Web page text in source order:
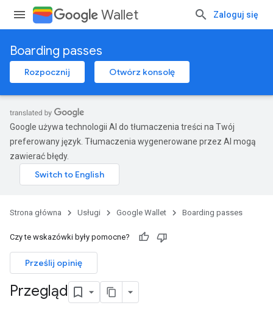
Wallet Zaloguj się
Boarding passes
Rozpocznij Otwórz konsolę
Google używa technologii AI do tłumaczenia treści na Twój
preferowany język. Tłumaczenia wygenerowane przez AI mogą
zawierać błędy.
Strona główna Usługi Google Wallet Boarding passes
Czy te wskazówki były pomocne?
Prześlij opinię
Przegląd